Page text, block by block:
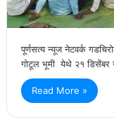
पूर्णसत्य न्यूज नेटवर्क
गोटूल भूमी येथे २१ डिसेंबर
Read More »